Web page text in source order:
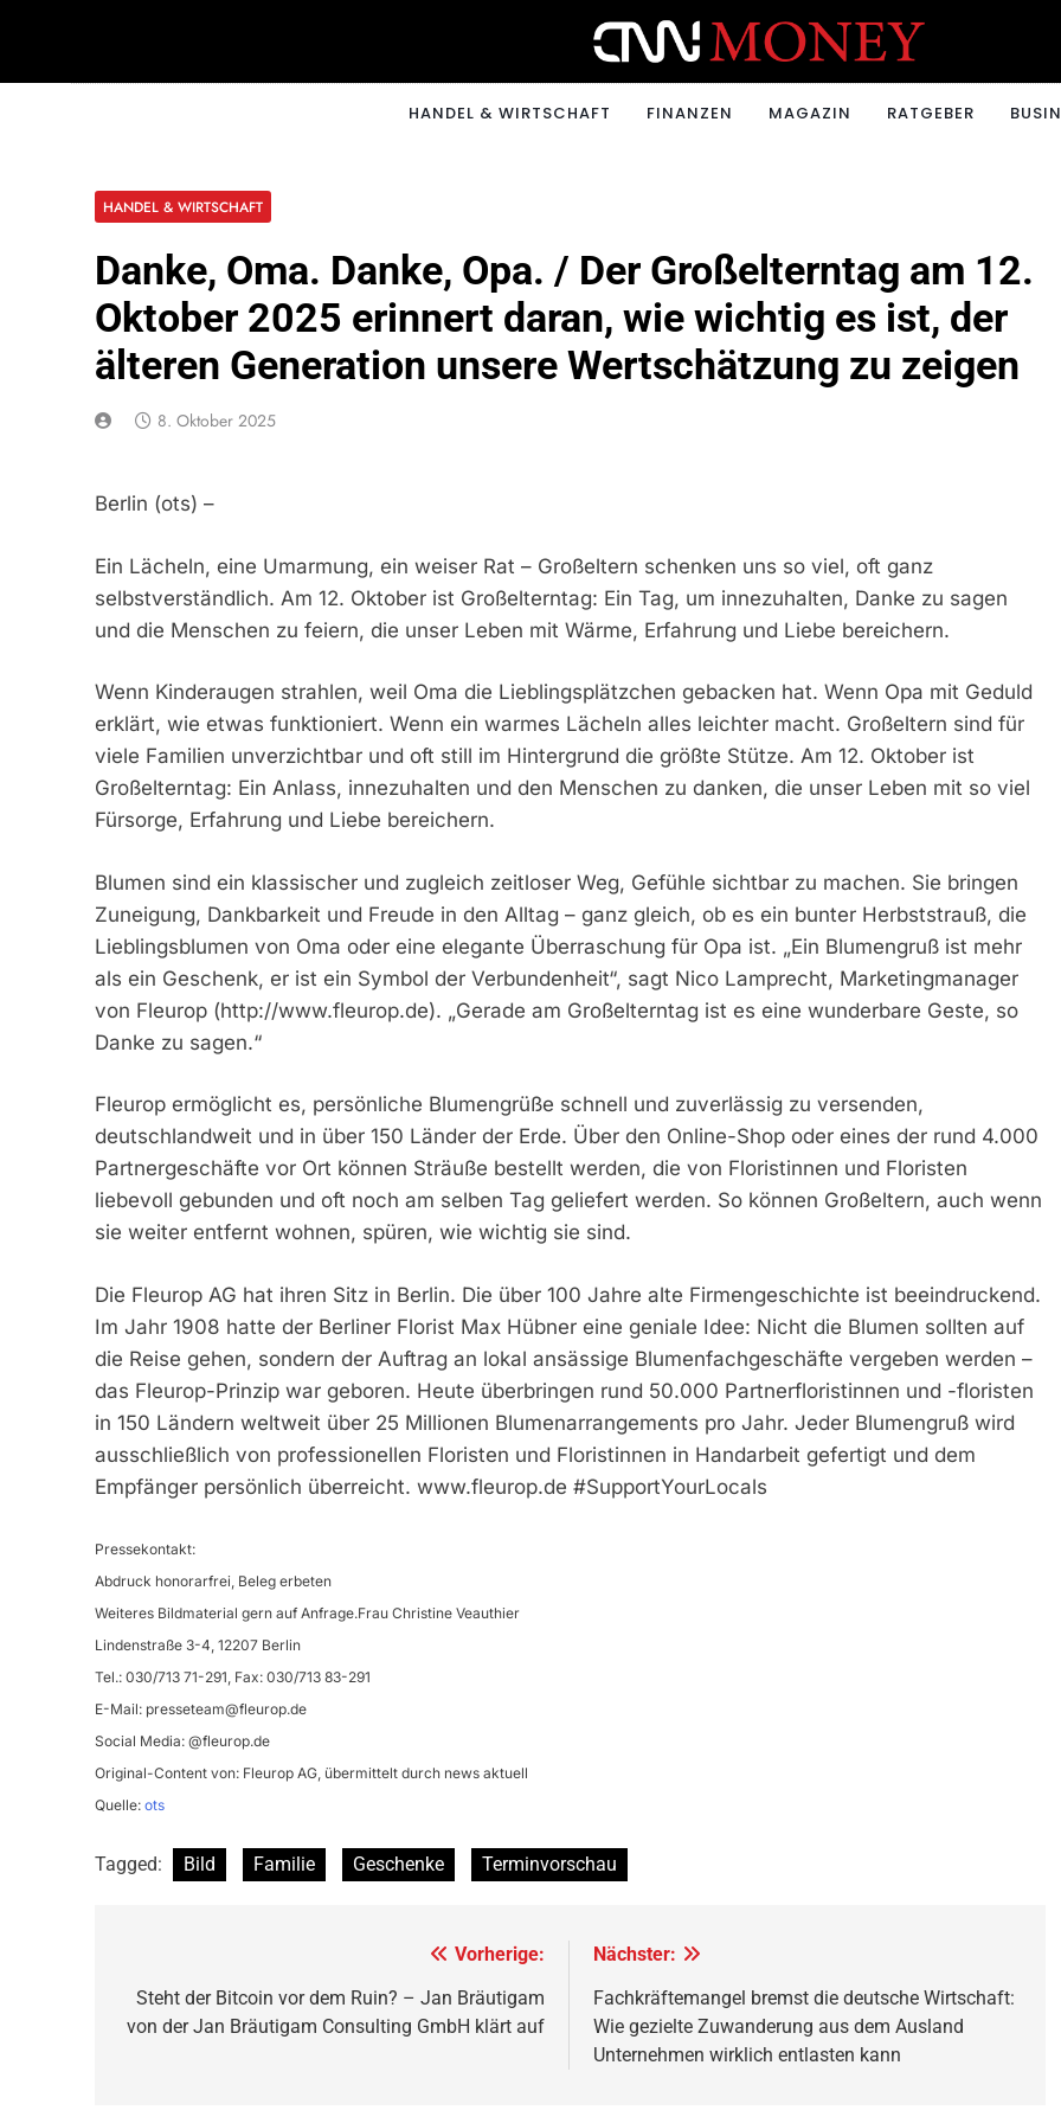
CNNMONEY.CH
HANDEL & WIRTSCHAFT FINANZEN MAGAZIN RATGEBER
HANDEL & WIRTSCHAFT
Danke, Oma. Danke, Opa. / Der Großelterntag am 12.
Oktober 2025 erinnert daran, wie wichtig es ist, der
älteren Generation unsere Wertschätzung zu zeigen
8. Oktober 2025
Berlin (ots) –
Ein Lächeln, eine Umarmung, ein weiser Rat – Großeltern schenken uns so viel, oft ganz
selbstverständlich. Am 12. Oktober ist Großelterntag: Ein Tag, um innezuhalten, Danke zu sagen
und die Menschen zu feiern, die unser Leben mit Wärme, Erfahrung und Liebe bereichern.
Wenn Kinderaugen strahlen, weil Oma die Lieblingsplätzchen gebacken hat. Wenn Opa mit Geduld
erklärt, wie etwas funktioniert. Wenn ein warmes Lächeln alles leichter macht. Großeltern sind für
viele Familien unverzichtbar und oft still im Hintergrund die größte Stütze. Am 12. Oktober ist
Großelterntag: Ein Anlass, innezuhalten und den Menschen zu danken, die unser Leben mit so viel
Fürsorge, Erfahrung und Liebe bereichern.
Blumen sind ein klassischer und zugleich zeitloser Weg, Gefühle sichtbar zu machen. Sie bringen
Zuneigung, Dankbarkeit und Freude in den Alltag – ganz gleich, ob es ein bunter Herbststrauß, die
Lieblingsblumen von Oma oder eine elegante Überraschung für Opa ist. „Ein Blumengruß ist mehr
als ein Geschenk, er ist ein Symbol der Verbundenheit“, sagt Nico Lamprecht, Marketingmanager
von Fleurop (http://www.fleurop.de). „Gerade am Großelterntag ist es eine wunderbare Geste, so
Danke zu sagen.“
Fleurop ermöglicht es, persönliche Blumengrüße schnell und zuverlässig zu versenden,
deutschlandweit und in über 150 Länder der Erde. Über den Online-Shop oder eines der rund 4.000
Partnergeschäfte vor Ort können Sträuße bestellt werden, die von Floristinnen und Floristen
liebevoll gebunden und oft noch am selben Tag geliefert werden. So können Großeltern, auch wenn
sie weiter entfernt wohnen, spüren, wie wichtig sie sind.
Die Fleurop AG hat ihren Sitz in Berlin. Die über 100 Jahre alte Firmengeschichte ist beeindruckend.
Im Jahr 1908 hatte der Berliner Florist Max Hübner eine geniale Idee: Nicht die Blumen sollten auf
die Reise gehen, sondern der Auftrag an lokal ansässige Blumenfachgeschäfte vergeben werden –
das Fleurop-Prinzip war geboren. Heute überbringen rund 50.000 Partnerfloristinnen und -floristen
in 150 Ländern weltweit über 25 Millionen Blumenarrangements pro Jahr. Jeder Blumengruß wird
ausschließlich von professionellen Floristen und Floristinnen in Handarbeit gefertigt und dem
Empfänger persönlich überreicht. www.fleurop.de #SupportYourLocals
Pressekontakt:
Abdruck honorarfrei, Beleg erbeten
Weiteres Bildmaterial gern auf Anfrage.Frau Christine Veauthier
Lindenstraße 3-4, 12207 Berlin
Tel.: 030/713 71-291, Fax: 030/713 83-291
E-Mail: presseteam@fleurop.de
Social Media: @fleurop.de
Original-Content von: Fleurop AG, übermittelt durch news aktuell
Quelle: ots
Tagged: Bild Familie Geschenke Terminvorschau
Vorherige:
Steht der Bitcoin vor dem Ruin? – Jan Bräutigam
von der Jan Bräutigam Consulting GmbH klärt auf
Nächster:
Fachkräftemangel bremst die deutsche Wirtschaft:
Wie gezielte Zuwanderung aus dem Ausland
Unternehmen wirklich entlasten kann